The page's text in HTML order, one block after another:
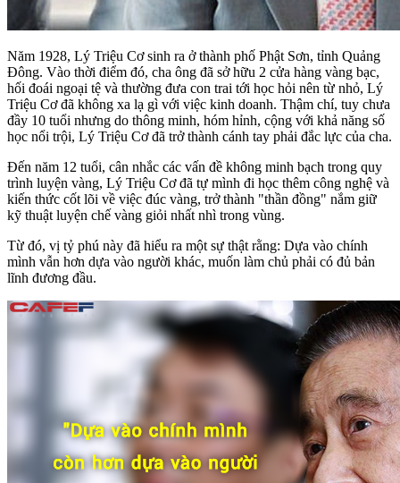
Năm 1928, Lý Triệu Cơ sinh ra ở thành phố Phật Sơn, tỉnh Quảng
Đông. Vào thời điểm đó, cha ông đã sở hữu 2 cửa hàng vàng bạc,
hối đoái ngoại tệ và thường đưa con trai tới học hỏi nên từ nhỏ, Lý
Triệu Cơ đã không xa lạ gì với việc kinh doanh. Thậm chí, tuy chưa
đầy 10 tuổi nhưng do thông minh, hóm hỉnh, cộng với khả năng số
học nổi trội, Lý Triệu Cơ đã trở thành cánh tay phải đắc lực của cha.
Đến năm 12 tuổi, cân nhắc các vấn đề không minh bạch trong quy
trình luyện vàng, Lý Triệu Cơ đã tự mình đi học thêm công nghệ và
kiến ​​thức cốt lõi về việc đúc vàng, trở thành "thần đồng" nắm giữ
kỹ thuật luyện chế vàng giỏi nhất nhì trong vùng.
Từ đó, vị tỷ phú này đã hiểu ra một sự thật rằng: Dựa vào chính
mình vẫn hơn dựa vào người khác, muốn làm chủ phải có đủ bản
lĩnh đương đầu.